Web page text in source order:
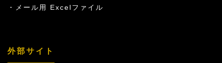
メール用 Excelファイル
外部サイト